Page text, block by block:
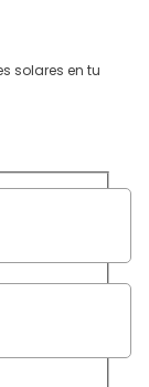
solares en tu